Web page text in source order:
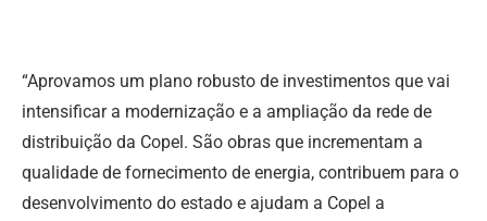
“Aprovamos um plano robusto de investimentos que vai
intensificar a modernização e a ampliação da rede de
distribuição da Copel. São obras que incrementam a
qualidade de fornecimento de energia, contribuem para o
desenvolvimento do estado e ajudam a Copel a